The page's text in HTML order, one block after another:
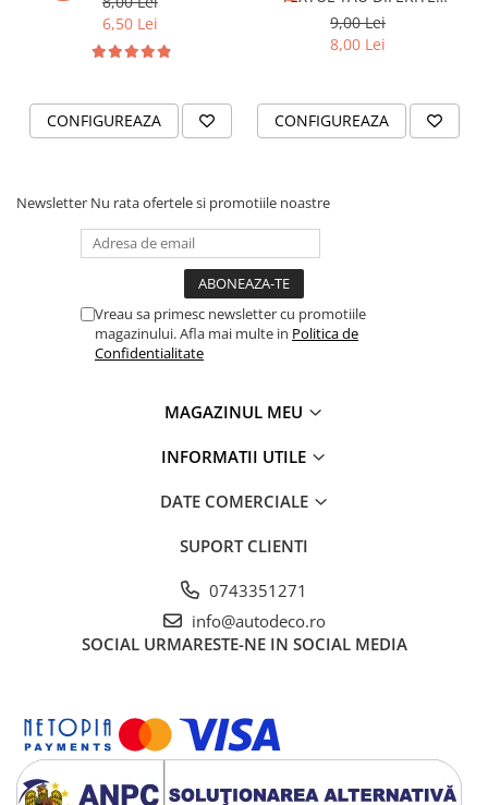
ECHIPAMENT DE LUCRU
PERSONALIZAT
BANNERE PERSONALIZATE
TRICOURI PERSONALIZATE
TRICOURI AUDI
TRICOURI BMW
TRICOURI DACIA
TRICOURI HONDA
TRICOURI MERCEDES
TRICOURI ANIVERSARE
TRICOURI CUPLURI/TINERI
CASATORITI
TRICOURI DAMA
6,50 Lei
CONFIGUREAZA
FONTURI
9,00 Lei
8,00 Lei
CONFIGUREAZA
Newsletter Nu rata ofertele si promotiile noastre
Vreau sa primesc newsletter cu promotiile
magazinului. Afla mai multe in Politica de
Confidentialitate
MAGAZINUL MEU
INFORMATII UTILE
DATE COMERCIALE
SUPORT CLIENTI
0743351271
info@autodeco.ro
SOCIAL URMARESTE-NE IN SOCIAL MEDIA